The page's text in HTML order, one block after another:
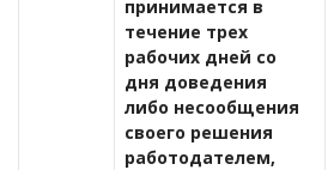
принимается в
течение трех
рабочих дней со
дня доведения
либо несообщения
своего решения
работодателем,